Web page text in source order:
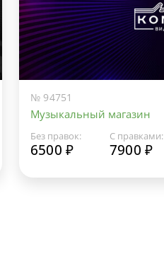
№ 94751
Музыкальный магазин
Без правок:
6500 ₽
С правками:
7900 ₽